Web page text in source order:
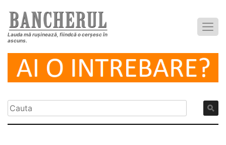
Lauda mă rușinează, fiindcă o cerșesc în
ascuns.